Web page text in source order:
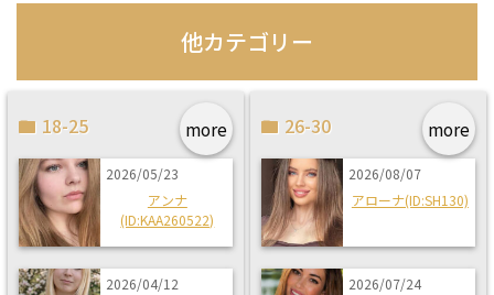
他カテゴリー
more
18-25
2026/05/23
アンナ
(ID:KAA260522)
2026/04/12
more
26-30
2026/08/07
アローナ(ID:SH130)
2026/07/24